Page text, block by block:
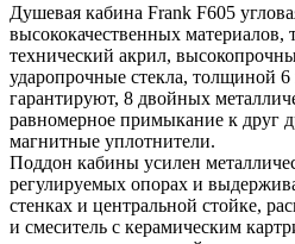
Душевая кабина Frank F605
высококачественных материалов,
технический акрил,
ударопрочные стекла, толщиной
гарантируют, 8 двойных
равномерное примыкание к друг
магнитные уплотнители.
Поддон кабины усилен
регулируемых опорах и
стенках и центральной стойке,
и смеситель с керамическим